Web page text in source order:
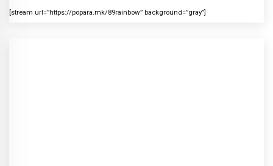
[stream url=”https://popara.mk/89rainbow” background=”gray”]